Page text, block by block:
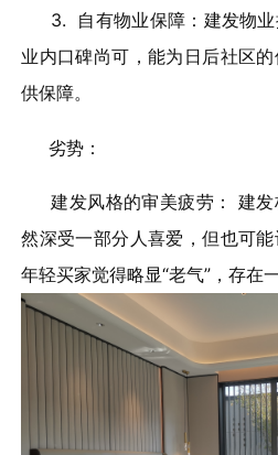
3. 自有物业保障：建发物业
业内口碑尚可，能为日后社区
供保障。
劣势：
建发风格的审美疲劳： 建发
然深受一部分人喜爱，但也可
年轻买家觉得略显“老气”，存在